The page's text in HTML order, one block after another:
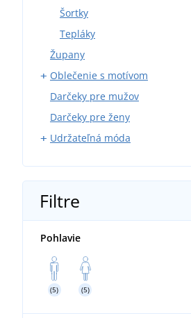
Šortky
Tepláky
Župany
Oblečenie s motívom
Poľovníci
Rybári
Modelári
Víno
Pivo
Príroda
Hasiči
Chovateľstvo
Vodáci
Darčeky pre mužov
Darčeky pre ženy
Udržateľná móda
Mikiny
Šiltovky a čiapky
Športové oblečenie
Detské a dojčenské oblečenie
Uteráky a osušky
Tašky a batohy
Filtre
Pohlavie
(5) (5)